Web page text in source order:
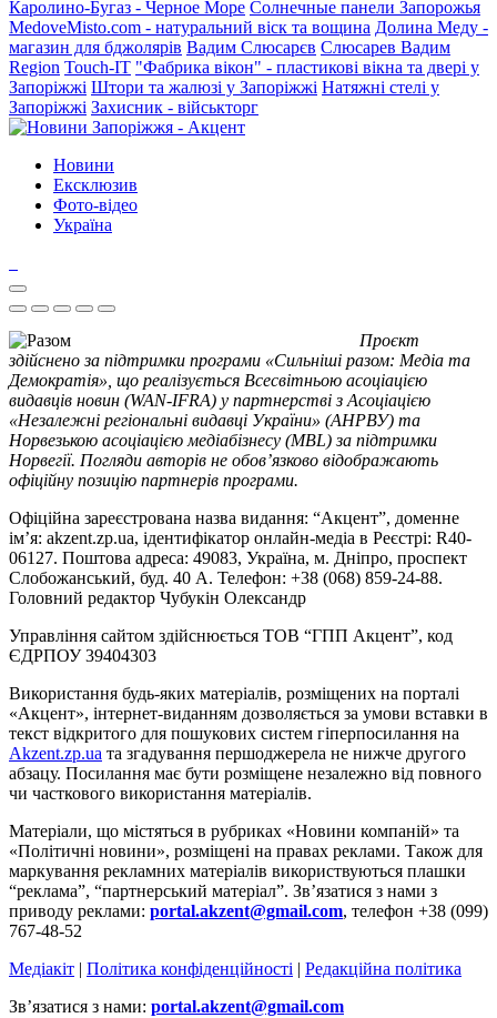
Каролино-Бугаз - Черное Море Солнечные панели Запорожья
MedoveMisto.com - натуральний віск та вощина Долина Меду -
магазин для бджолярів Вадим Слюсарєв Слюсарев Вадим
Region Touch-IT "Фабрика вікон" - пластикові вікна та двері у
Запоріжжі Штори та жалюзі у Запоріжжі Натяжні стелі у
Запоріжжі Захисник - військторг
Новини
Ексклюзив
Фото-відео
Україна
Проєкт
здійснено за підтримки програми «Сильніші разом: Медіа та
Демократія», що реалізується Всесвітньою асоціацією
видавців новин (WAN-IFRA) у партнерстві з Асоціацією
«Незалежні регіональні видавці України» (АНРВУ) та
Норвезькою асоціацією медіабізнесу (MBL) за підтримки
Норвегії. Погляди авторів не обов’язково відображають
офіційну позицію партнерів програми.
Офіційна зареєстрована назва видання: “Акцент”, доменне
ім’я: akzent.zp.ua, ідентифікатор онлайн-медіа в Реєстрі: R40-
06127. Поштова адреса: 49083, Україна, м. Дніпро, проспект
Слобожанський, буд. 40 А. Телефон: +38 (068) 859-24-88.
Головний редактор Чубукін Олександр
Управління сайтом здійснюється ТОВ “ГПП Акцент”, код
ЄДРПОУ 39404303
Використання будь-яких матеріалів, розміщених на порталі
«Акцент», інтернет-виданням дозволяється за умови вставки в
текст відкритого для пошукових систем гіперпосилання на
Akzent.zp.ua та згадування першоджерела не нижче другого
абзацу. Посилання має бути розміщене незалежно від повного
чи часткового використання матеріалів.
Матеріали, що містяться в рубриках «Новини компаній» та
«Політичні новини», розміщені на правах реклами. Також для
маркування рекламних матеріалів використвуються плашки
“реклама”, “партнерський матеріал”. Зв’язатися з нами з
приводу реклами: portal.akzent@gmail.com, телефон +38 (099)
767-48-52
Медіакіт | Політика конфіденційності | Редакційна політика
Зв’язатися з нами: portal.akzent@gmail.com